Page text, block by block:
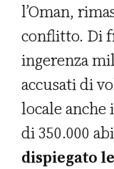
l’Oman,
conflitto. Di
ingerenza
accusati di
locale anche
di 350.000
dispiegato